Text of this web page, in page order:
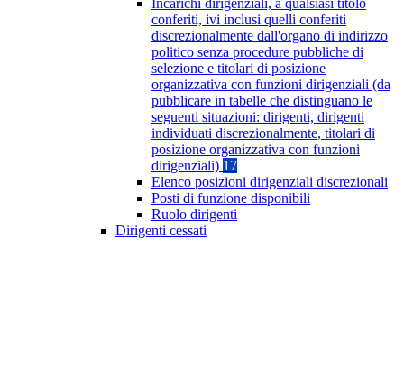
Incarichi dirigenziali, a qualsiasi titolo
conferiti, ivi inclusi quelli conferiti
discrezionalmente dall'organo di indirizzo
politico senza procedure pubbliche di
selezione e titolari di posizione
organizzativa con funzioni dirigenziali (da
pubblicare in tabelle che distinguano le
seguenti situazioni: dirigenti, dirigenti
individuati discrezionalmente, titolari di
posizione organizzativa con funzioni
dirigenziali) 17
Elenco posizioni dirigenziali discrezionali
Posti di funzione disponibili
Ruolo dirigenti
Dirigenti cessati